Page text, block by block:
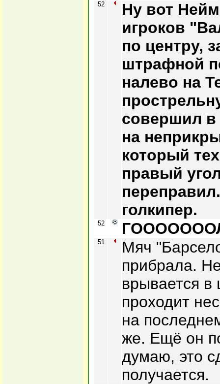
52
Ну вот
игроков
по центру,
штрафной
налево на
совершил
на
который
правый
голкипер.
52
51
Мяч
прибрала.
врывается
проходит
на
же. Ещё он
думаю, это
получается.